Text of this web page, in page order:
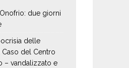
due giorni
delle
del Centro
– vandalizzato e